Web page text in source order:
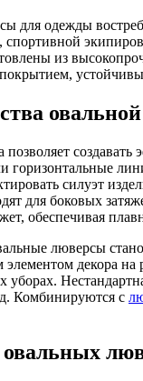
для одежды
спортивной
из
создавать
горизонтальные
силуэт
для боковых
обеспечивая
люверсы
элементом декора на
уборах.
Комбинируются с